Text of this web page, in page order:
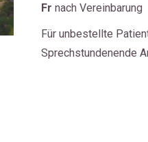
Fr nach Vereinbarung
Für unbestellte
Sprechstundenende